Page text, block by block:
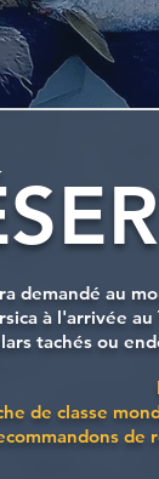
demandé au
à l'arrivée
tachés ou
de classe
de